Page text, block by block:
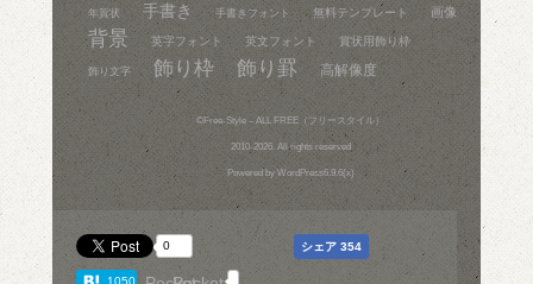
年賀状 手書き 手書きフォント 無料テンプレート 画像
背景 英字フォント 英文フォント 賞状用飾り枠
飾り文字 飾り枠 飾り罫 高解像度
©Free-Style – ALL FREE（フリースタイル）
2010-2026. All rights reserved
Powered by WordPress6.9.6(x)
0 シェア 354
1050